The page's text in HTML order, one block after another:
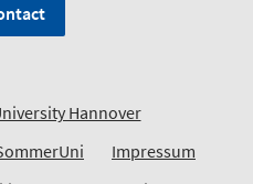
Hannover
Impressum